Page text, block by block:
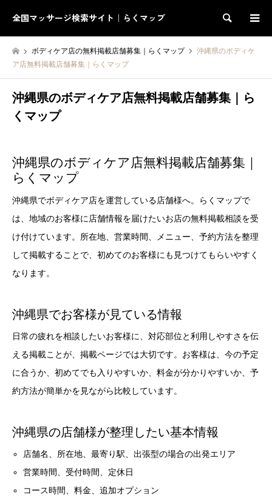
全国マッサージ検索サイト｜らくマップ 検索
ボディケア店の無料掲載店舗募集｜らくマップ
沖縄県のボディケ
ア店無料掲載店舗募集｜らくマップ
沖縄県のボディケア店無料掲載店舗募集｜ら
くマップ
沖縄県のボディケア店無料掲載店舗募集｜
らくマップ
沖縄県でボディケア店を運営している店舗様へ。らくマップで
は、地域のお客様に店舗情報を届けたいお店の無料掲載相談を受
け付けています。所在地、営業時間、メニュー、予約方法を整理
して掲載することで、初めてのお客様にも見つけてもらいやすく
なります。
沖縄県でお客様が見ている情報
日常の疲れを相談したいお客様に、対応部位と利用しやすさを伝
える掲載ことが、掲載ページでは大切です。お客様は、今の予定
に合うか、初めてでも入りやすいか、料金が分かりやすいか、予
約方法が簡単かを見ながら比較しています。
沖縄県の店舗様が整理したい基本情報
店舗名、所在地、最寄り駅、出張型の場合の出発エリア
営業時間、受付時間、定休日
コース時間、料金、追加オプション